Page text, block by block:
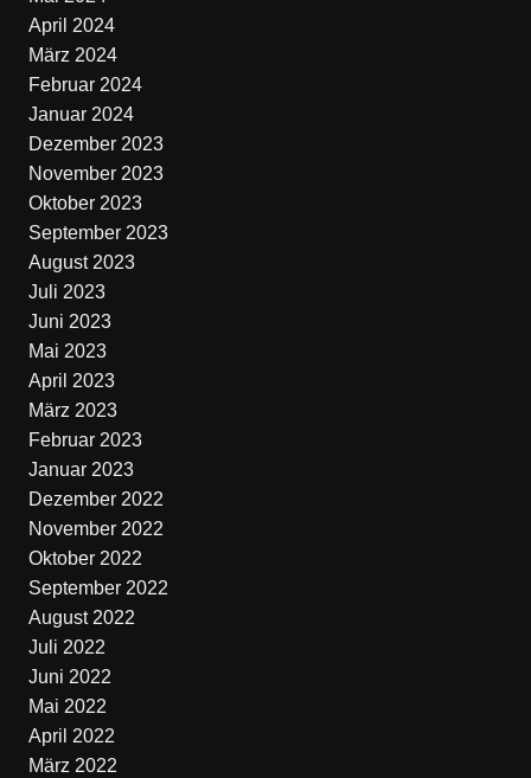
April 2024
März 2024
Februar 2024
Januar 2024
Dezember 2023
November 2023
Oktober 2023
September 2023
August 2023
Juli 2023
Juni 2023
Mai 2023
April 2023
März 2023
Februar 2023
Januar 2023
Dezember 2022
November 2022
Oktober 2022
September 2022
August 2022
Juli 2022
Juni 2022
Mai 2022
April 2022
März 2022